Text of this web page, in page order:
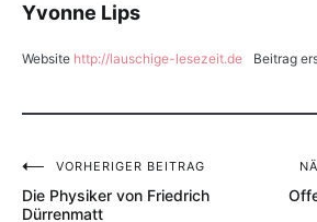
Yvonne Lips
Website http://lauschige-lesezeit.de Beitrag
Beitragsnavigation
VORHERIGER BEITRAG
Die Physiker von Friedrich
Dürrenmatt